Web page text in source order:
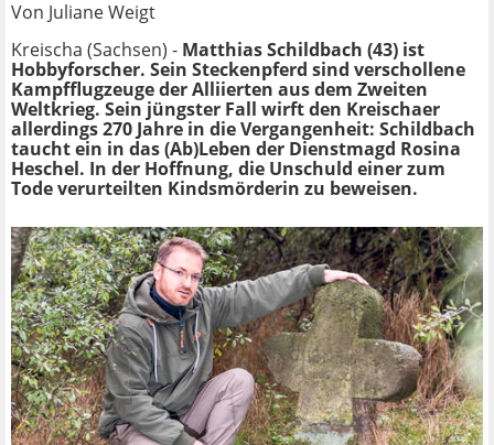
Von Juliane Weigt
Kreischa (Sachsen) - Matthias Schildbach (43) ist
Hobbyforscher. Sein Steckenpferd sind verschollene
Kampfflugzeuge der Alliierten aus dem Zweiten
Weltkrieg. Sein jüngster Fall wirft den Kreischaer
allerdings 270 Jahre in die Vergangenheit: Schildbach
taucht ein in das (Ab)Leben der Dienstmagd Rosina
Heschel. In der Hoffnung, die Unschuld einer zum
Tode verurteilten Kindsmörderin zu beweisen.